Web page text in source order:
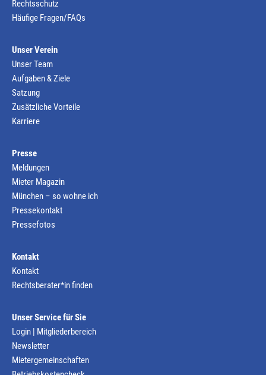
Rechtsschutz
Häufige Fragen/FAQs
Unser Verein
Unser Team
Aufgaben & Ziele
Satzung
Zusätzliche Vorteile
Karriere
Presse
Meldungen
Mieter Magazin
München – so wohne ich
Pressekontakt
Pressefotos
Kontakt
Kontakt
Rechtsberater*in finden
Unser Service für Sie
Login | Mitgliederbereich
Newsletter
Mietergemeinschaften